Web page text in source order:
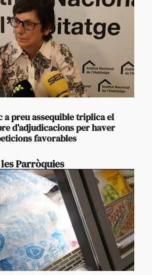
a preu assequible triplica el
d’adjudicacions per haver
favorables
Parròquies